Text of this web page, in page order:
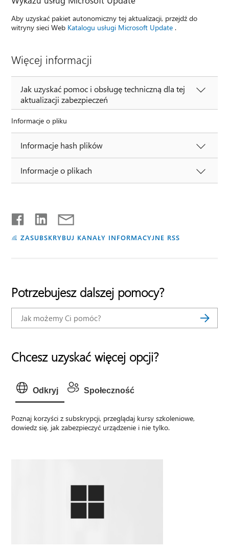
Aby uzyskać pakiet autonomiczny tej aktualizacji, przejdź do
witryny sieci Web Katalogu usługi Microsoft Update .
Więcej informacji
Jak uzyskać pomoc i obsługę techniczną dla tej
aktualizacji zabezpieczeń
Informacje o pliku
Informacje hash plików
Informacje o plikach
ZASUBSKRYBUJ KANAŁY INFORMACYJNE RSS
Potrzebujesz dalszej pomocy?
Chcesz uzyskać więcej opcji?
Odkryj Społeczność
Poznaj korzyści z subskrypcji, przeglądaj kursy szkoleniowe,
dowiedz się, jak zabezpieczyć urządzenie i nie tylko.